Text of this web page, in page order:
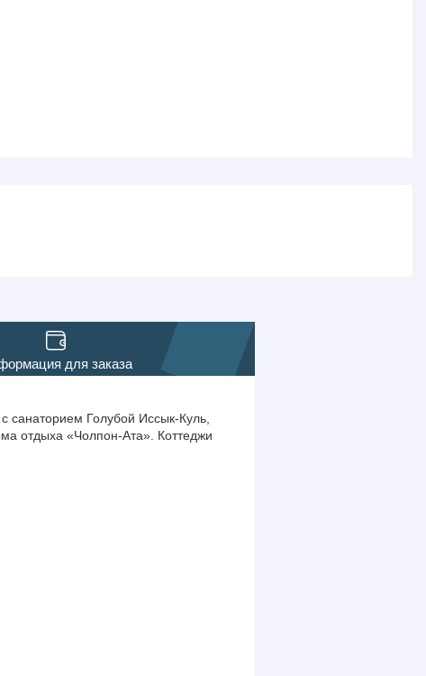
для заказа
санаторием Голубой Иссык-Куль,
отдыха «Чолпон-Ата». Коттеджи